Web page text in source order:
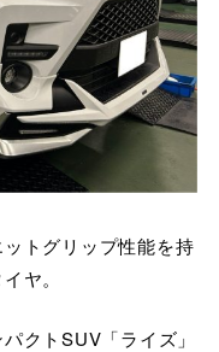
トグリップ性能を持
ヤ。
クトSUV「ライズ」